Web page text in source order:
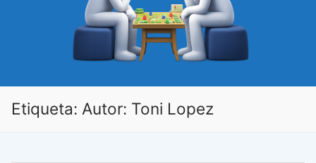
Etiqueta: Autor: Toni Lopez